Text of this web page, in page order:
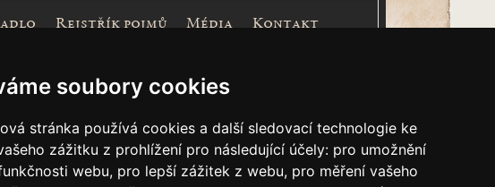
soubory cookies
stránka používá cookies a další sledovací technologie ke
zážitku z prohlížení pro následující účely: pro umožnění
webu, pro lepší zážitek z webu, pro měření vašeho
Rejstřík pojmů Média Kontakt
Restaurátorský tým